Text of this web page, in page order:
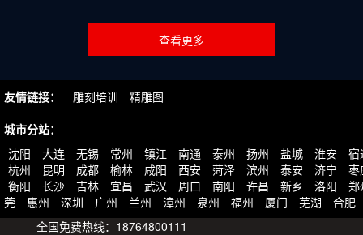
查看更多
友情链接： 雕刻培训
精雕图
城市分站：
沈阳
大连 无锡 常州 镇江 南通 泰州 扬州 盐城 淮安
宿
杭州
昆明 成都 榆林 咸阳 西安 菏泽 滨州 泰安 济宁
枣
衡阳
长沙 吉林 宜昌 武汉 周口 南阳 许昌 新乡 洛阳
郑
莞
惠州 深圳 广州 兰州 漳州 泉州 福州 厦门 芜湖
合肥
全国免费热线：18764800111